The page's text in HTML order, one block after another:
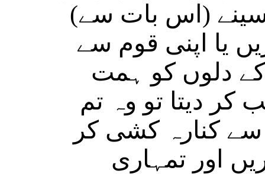
(اس بات سے)
یا اپنی قوم سے
کے دلوں کو ہمت
کر دیتا تو وہ تم
کنارہ کشی کر
اور تمہاری